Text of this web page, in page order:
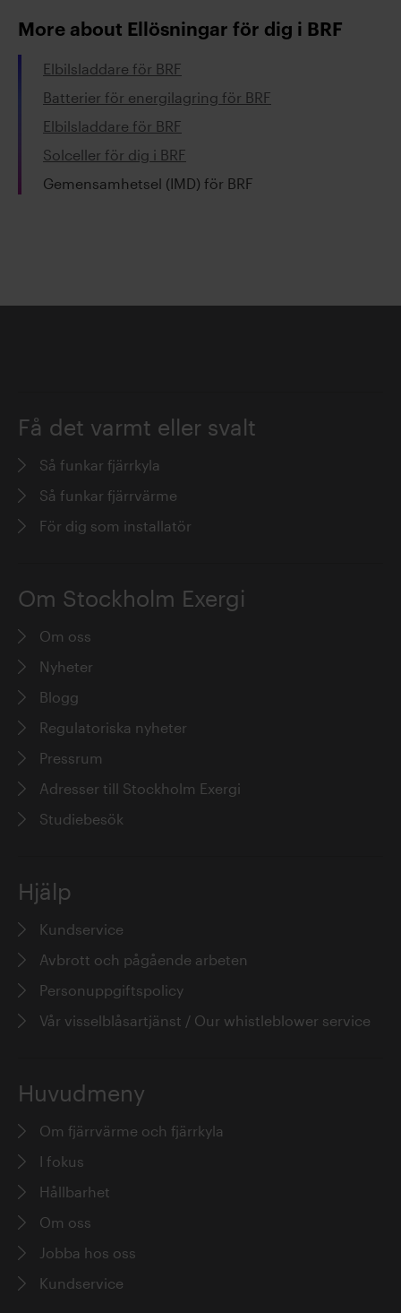
fastighetsägarens ekonomiska förvaltare.
administration men ofta finns debitering av
IMD tjänster med i avtalen med föreningen,
kontrollera gärna med just din ekonomiska
More about Ellösningar för dig i BRF
Elbilsladdare för BRF
Batterier för energilagring för BRF
Elbilsladdare för BRF
Solceller för dig i BRF
Gemensamhetsel (IMD) för BRF
Få det varmt eller svalt
Så funkar fjärrkyla
Så funkar fjärrvärme
För dig som installatör
Om Stockholm Exergi
Om oss
Nyheter
Blogg
Regulatoriska nyheter
Pressrum
Adresser till Stockholm Exergi
Studiebesök
Hjälp
Kundservice
Avbrott och pågående arbeten
Personuppgiftspolicy
Vår visselblåsartjänst / Our whistleblower service
Huvudmeny
Om fjärrvärme och fjärrkyla
I fokus
Hållbarhet
Om oss
Jobba hos oss
Kundservice